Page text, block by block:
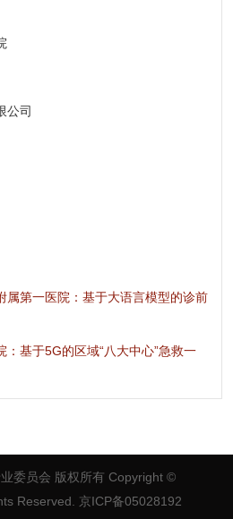
司
属第一医院：基于大语言模型的诊前
：基于5G的区域“八大中心”急救一
委员会 版权所有 Copyright ©
Reserved. 京ICP备05028192